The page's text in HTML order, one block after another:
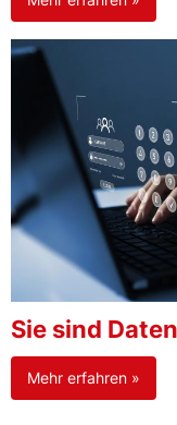
Sie sind
Mehr erfahren »